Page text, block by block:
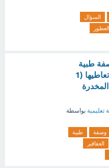
السؤال
العطور
طبية
تؤدي إلى الإدمان على تعاطيها (1
تعليمية بواسطة
وصفة
طبية
العقاقير